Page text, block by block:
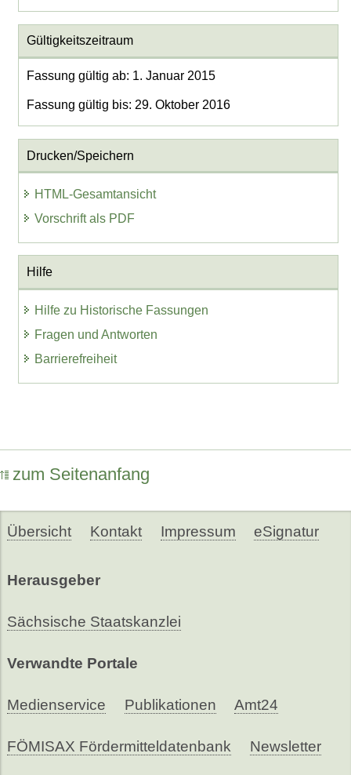
Gültigkeitszeitraum
Fassung gültig ab: 1. Januar 2015
Fassung gültig bis: 29. Oktober 2016
Drucken/Speichern
HTML-Gesamtansicht
Vorschrift als PDF
Hilfe
Hilfe zu Historische Fassungen
Fragen und Antworten
Barrierefreiheit
zum Seitenanfang
Übersicht Kontakt Impressum eSignatur
Herausgeber
Sächsische Staatskanzlei
Verwandte Portale
Medienservice Publikationen Amt24
FÖMISAX Fördermitteldatenbank Newsletter